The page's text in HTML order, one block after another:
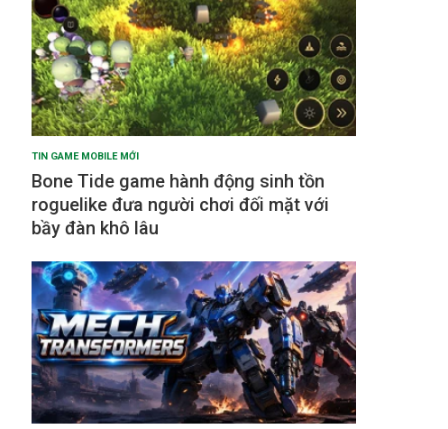
TIN GAME MOBILE MỚI
Bone Tide game hành động sinh tồn
roguelike đưa người chơi đối mặt với
bầy đàn khô lâu